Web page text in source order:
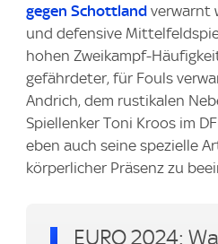
gegen Schottland verwarnt
und defensive
hohen Zweikampf-
gefährdeter, für Fouls
Andrich, dem rustikalen
Spiellenker Toni Kroos im
eben auch seine spezielle
körperlicher Präsenz zu
EURO 2024: